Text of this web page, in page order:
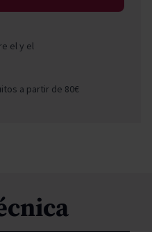
ely el
a partir de 80€